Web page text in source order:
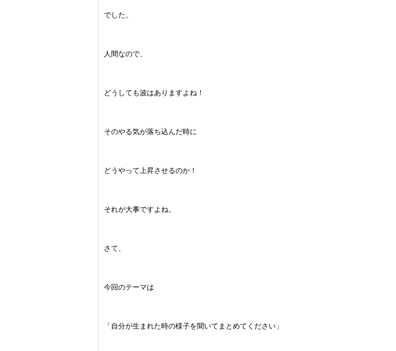
でした。
人間なので、
どうしても波はありますよね！
そのやる気が落ち込んだ時に
どうやって上昇させるのか！
それが大事ですよね。
さて、
今回のテーマは
「自分が生まれた時の様子を聞いてまとめてください」